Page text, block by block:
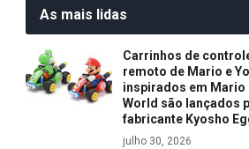
As mais lidas
Carrinhos de
remoto de Mario e
inspirados em Mario
World são lançados
fabricante Kyosho
julho 30, 2026